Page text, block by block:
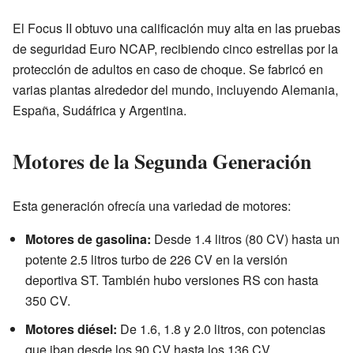
El Focus II obtuvo una calificación muy alta en las pruebas
de seguridad Euro NCAP, recibiendo cinco estrellas por la
protección de adultos en caso de choque. Se fabricó en
varias plantas alrededor del mundo, incluyendo Alemania,
España, Sudáfrica y Argentina.
Motores de la Segunda Generación
Esta generación ofrecía una variedad de motores:
Motores de gasolina: Desde 1.4 litros (80 CV) hasta un
potente 2.5 litros turbo de 226 CV en la versión
deportiva ST. También hubo versiones RS con hasta
350 CV.
Motores diésel: De 1.6, 1.8 y 2.0 litros, con potencias